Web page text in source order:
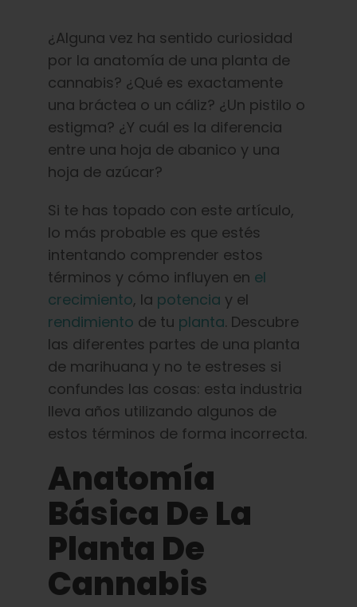
Pulse
Acerca de
Caza de fenotipos
Preservación de la genética caribeña
Póngase en contacto con
Tienda
Español
Buscar:
¿Alguna vez ha sentido curiosidad
por la anatomía de una planta de
cannabis? ¿Qué es exactamente
una bráctea o un cáliz? ¿Un pistilo o
estigma? ¿Y cuál es la diferencia
entre una hoja de abanico y una
hoja de azúcar?
Si te has topado con este artículo,
lo más probable es que estés
intentando comprender estos
términos y cómo influyen en el
crecimiento, la potencia y el
rendimiento de tu planta. Descubre
las diferentes partes de una planta
de marihuana y no te estreses si
confundes las cosas: esta industria
lleva años utilizando algunos de
estos términos de forma incorrecta.
Anatomía
Básica De La
Planta De
Cannabis